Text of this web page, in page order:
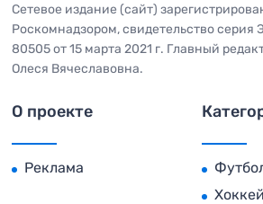
Сетевое издание (сайт)
Роскомнадзором, свидетельство
80505 от 15 марта 2021 г. Главный
Олеся Вячеславовна.
О проекте
Реклама
Хоккей